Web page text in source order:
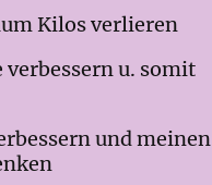
Kilos verlieren
u. somit
und meinen